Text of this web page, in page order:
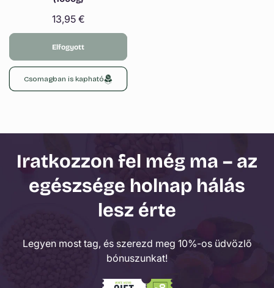
Normál
ár
13,95 €
Elfogyott
Csomagban is kapható
Iratkozzon fel még ma – az
egészsége holnap hálás
lesz érte
Legyen most tag, és szerezd meg 10%-os üdvözlő
bónuszunkat!